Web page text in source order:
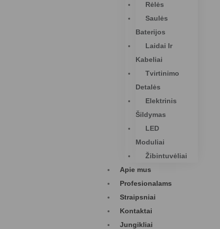
Rėlės
Saulės
Baterijos
Laidai Ir
Kabeliai
Tvirtinimo
Detalės
Elektrinis
Šildymas
LED
Moduliai
Žibintuvėliai
Apie mus
Profesionalams
Straipsniai
Kontaktai
Jungikliai